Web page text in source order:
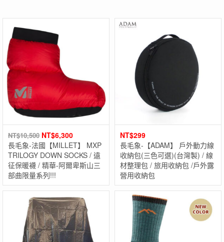
NT$10,500 NT$6,300
長毛象-法國【MILLET】 MXP
TRILOGY DOWN SOCKS / 遠
征保暖襪 / 精華-阿爾卑斯山三
部曲限量系列!!!
NT$299
長毛象-【ADAM】 戶外動力線
收納包(三色可選)(台灣製) / 線
材整理包 / 旅用收納包 /戶外露
營用收納包